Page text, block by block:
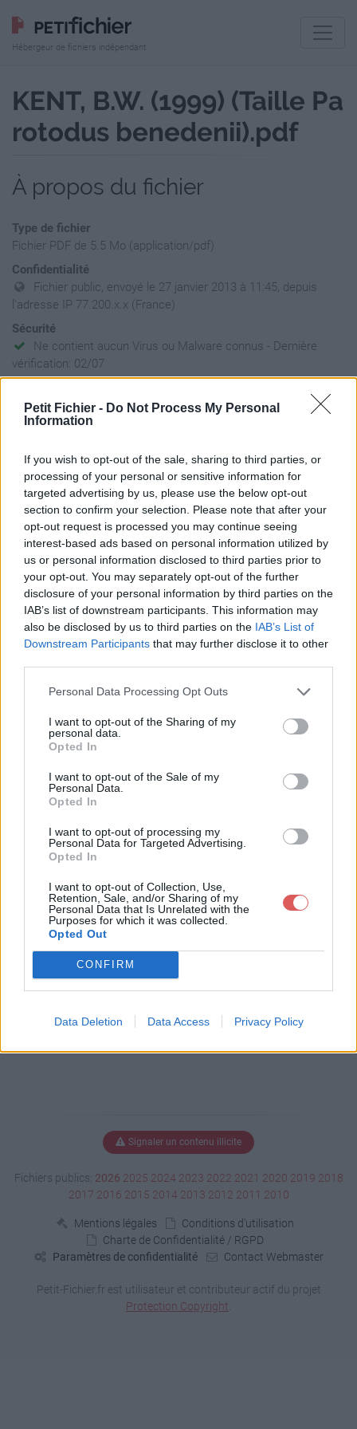
Petit Fichier - Do Not Process My Personal
Information
If you wish to opt-out of the sale, sharing to third parties, or
processing of your personal or sensitive information for
targeted advertising by us, please use the below opt-out
section to confirm your selection. Please note that after your
opt-out request is processed you may continue seeing
interest-based ads based on personal information utilized by
us or personal information disclosed to third parties prior to
your opt-out. You may separately opt-out of the further
disclosure of your personal information by third parties on the
IAB’s list of downstream participants. This information may
also be disclosed by us to third parties on the IAB’s List of
Downstream Participants that may further disclose it to other
Personal Data Processing Opt Outs
I want to opt-out of the Sharing of my
personal data.
Opted In
I want to opt-out of the Sale of my
Personal Data.
Opted In
I want to opt-out of processing my
Personal Data for Targeted Advertising.
Opted In
I want to opt-out of Collection, Use,
Retention, Sale, and/or Sharing of my
Personal Data that Is Unrelated with the
Purposes for which it was collected.
Opted Out
CONFIRM
Data Deletion Data Access Privacy Policy
Hébergeur de fichiers indépendant
KENT, B.W. (1999) (Taille Pa
rotodus benedenii).pdf
À propos du fichier
Type de fichier
Fichier PDF de 5.5 Mo (application/pdf)
Confidentialité
Fichier public, envoyé le 27 janvier 2013 à 11:45, depuis
l'adresse IP 77.200.x.x (France)
Sécurité
Ne contient aucun Virus ou Malware connus - Dernière
vérification: 02/07
La présente page de téléchargement a été vue 3052 fois depuis
l'envoi du fichier
https://www.petit-fichier.fr/2013/01/27/kent-b-w-1999-taille-
parotodus-benedenii/
Copier
Partager le fichier KENT, B.W.
(1999)_(Taille Parotodus
benedenii).pdf sur le Web et les
réseaux sociaux:
Télécharger le fichier KENT, B.W.
(1999)_(Taille Parotodus benede
nii).pdf
Télécharger KENT, B.W. (1999)_(Tai
lle Parotodus benedenii).pdf
Télécharger le fichier (5.5 Mo)
Signaler un contenu illicite
Fichiers publics: 2026 2025 2024 2023 2022 2021 2020 2019 2018
2017 2016 2015 2014 2013 2012 2011 2010
Mentions légales
Conditions d'utilisation
Charte de Confidentialité / RGPD
Paramètres de confidentialité
Contact Webmaster
Petit-Fichier.fr est utilisateur et contributeur actif du projet
Protection Copyright